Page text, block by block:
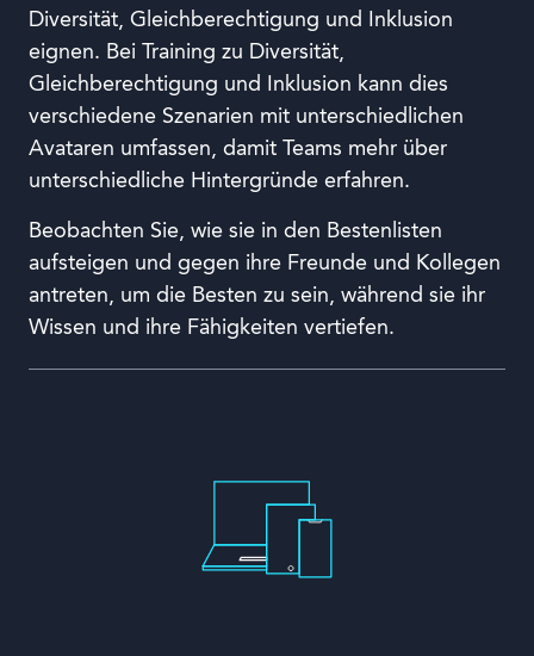
Diversität, Gleichberechtigung und Inklusion
eignen. Bei Training zu Diversität,
Gleichberechtigung und Inklusion kann dies
verschiedene Szenarien mit unterschiedlichen
Avataren umfassen, damit Teams mehr über
unterschiedliche Hintergründe erfahren.
Beobachten Sie, wie sie in den Bestenlisten
aufsteigen und gegen ihre Freunde und Kollegen
antreten, um die Besten zu sein, während sie ihr
Wissen und ihre Fähigkeiten vertiefen.